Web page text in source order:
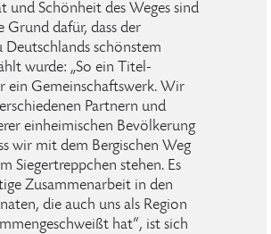
und Schönheit des Weges sind
Grund dafür, dass der
Deutschlands schönstem
wurde: „So ein Titel-
ein Gemeinschaftswerk. Wir
Partnern und
einheimischen Bevölkerung
wir mit dem Bergischen Weg
Siegertreppchen stehen. Es
Zusammenarbeit in den
die auch uns als Region
hat“, ist sich